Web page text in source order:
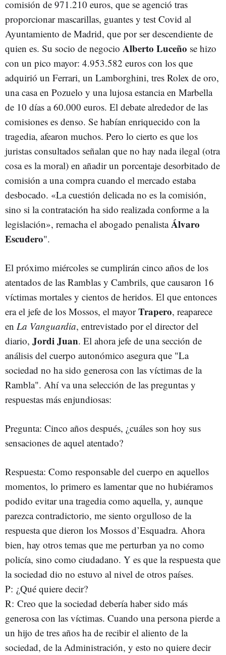
comisión de 971.210 euros, que se agenció tras
proporcionar mascarillas, guantes y test Covid al
Ayuntamiento de Madrid, que por ser descendiente de
quien es. Su socio de negocio Alberto Luceño se hizo
con un pico mayor: 4.953.582 euros con los que
adquirió un Ferrari, un Lamborghini, tres Rolex de oro,
una casa en Pozuelo y una lujosa estancia en Marbella
de 10 días a 60.000 euros. El debate alrededor de las
comisiones es denso. Se habían enriquecido con la
tragedia, afearon muchos. Pero lo cierto es que los
juristas consultados señalan que no hay nada ilegal (otra
cosa es la moral) en añadir un porcentaje desorbitado de
comisión a una compra cuando el mercado estaba
desbocado. «La cuestión delicada no es la comisión,
sino si la contratación ha sido realizada conforme a la
legislación», remacha el abogado penalistaÁlvaro
Escudero".
El próximo miércoles se cumplirán cinco años de los
atentados de las Ramblas y Cambrils, que causaron 16
víctimas mortales y cientos de heridos. El que entonces
era el jefe de los Mossos, el mayorTrapero, reaparece
en La Vanguardia, entrevistado por el director del
diario, Jordi Juan. El ahora jefe de una sección de
análisis del cuerpo autonómico asegura que "La
sociedad no ha sido generosa con las víctimas de la
Rambla". Ahí va una selección de las preguntas y
respuestas más enjundiosas:
Pregunta: Cinco años después, ¿cuáles son hoy sus
sensaciones de aquel atentado?
Respuesta: Como responsable del cuerpo en aquellos
momentos, lo primero es lamentar que no hubiéramos
podido evitar una tragedia como aquella, y, aunque
parezca contradictorio, me siento orgulloso de la
respuesta que dieron los Mossos d’Esquadra. Ahora
bien, hay otros temas que me perturban ya no como
policía, sino como ciudadano. Y es que la respuesta que
la sociedad dio no estuvo al nivel de otros países.
P: ¿Qué quiere decir?
R: Creo que la sociedad debería haber sido más
generosa con las víctimas. Cuando una persona pierde a
un hijo de tres años ha de recibir el aliento de la
sociedad, de la Administración, y esto no quiere decir